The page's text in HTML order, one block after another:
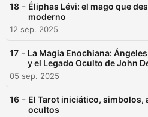
18 - Éliphas Lévi: el mago que
moderno
12 sep. 2025
17 - La Magia Enochiana:
y el Legado Oculto de John
05 sep. 2025
16 - El Tarot iniciático, simbolos,
ocultos